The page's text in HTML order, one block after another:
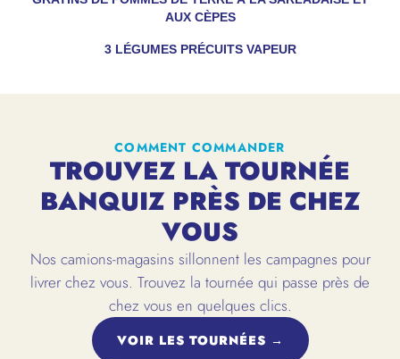
3 LÉGUMES PRÉCUITS VAPEUR
AUX CÈPES
COMMENT COMMANDER
TROUVEZ LA TOURNÉE
BANQUIZ PRÈS DE CHEZ
VOUS
Nos camions-magasins sillonnent les campagnes pour
livrer chez vous. Trouvez la tournée qui passe près de
chez vous en quelques clics.
VOIR LES TOURNÉES →